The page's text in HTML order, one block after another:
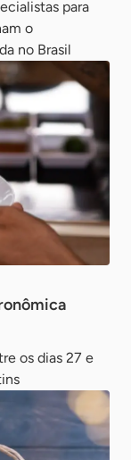
para
o
no Brasil
os dias 27 e